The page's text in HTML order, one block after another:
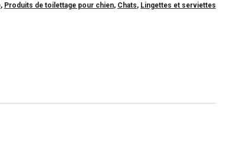
, Produits de toilettage pour chien, Chats, Lingettes et serviettes